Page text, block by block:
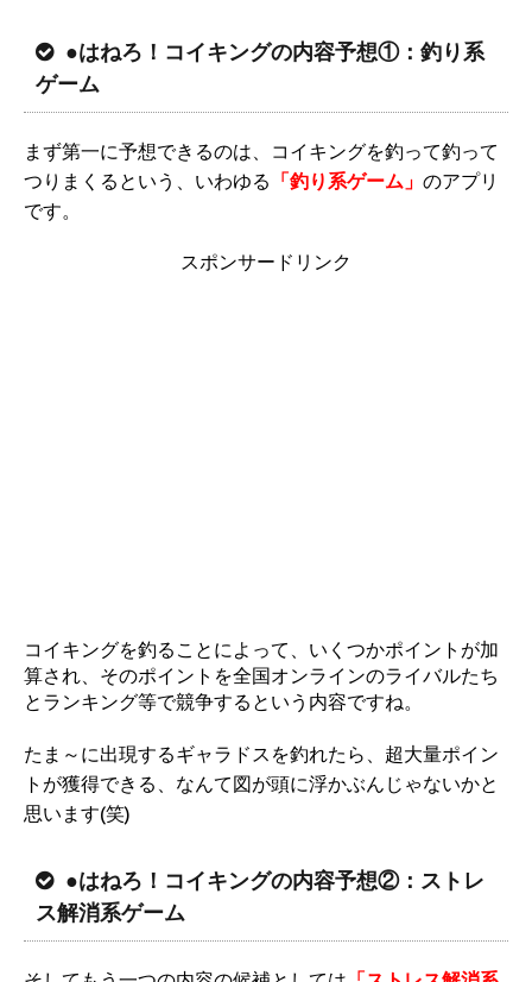
●はねろ！コイキングの内容予想①：釣り系
ゲーム
まず第一に予想できるのは、コイキングを釣って釣って
つりまくるという、いわゆる 「釣り系ゲーム」 のアプリ
です。
スポンサードリンク
コイキングを釣ることによって、いくつかポイントが加
算され、そのポイントを全国オンラインのライバルたち
とランキング等で競争するという内容ですね。
たま～に出現するギャラドスを釣れたら、超大量ポイン
トが獲得できる、なんて図が頭に浮かぶんじゃないかと
思います(笑)
●はねろ！コイキングの内容予想②：ストレ
ス解消系ゲーム